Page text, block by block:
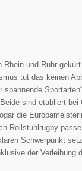
Rhein und Ruhr
tut das keinen
spannende
sind etabliert bei
die
Rollstuhlrugby
Schwerpunkt
der Verleihung